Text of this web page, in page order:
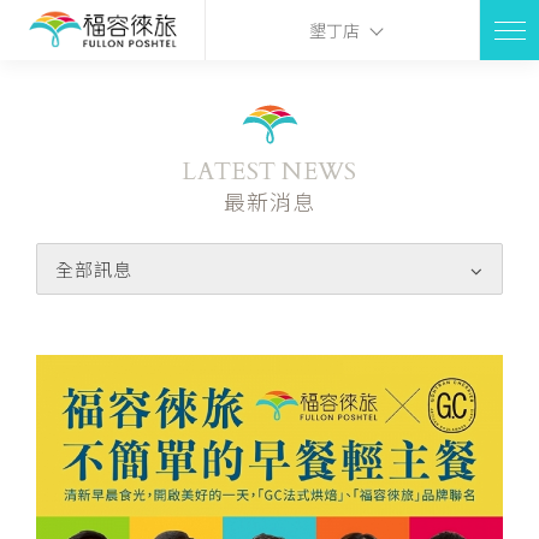
墾丁店
LATEST NEWS
最新消息
全部訊息